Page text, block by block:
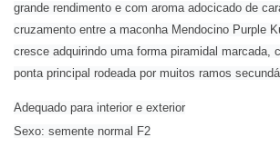
grande rendimento e com aroma adocicado de
cruzamento entre a maconha Mendocino Purple
cresce adquirindo uma forma piramidal marcada,
ponta principal rodeada por muitos ramos
Adequado para interior e exterior
Sexo: semente normal F2